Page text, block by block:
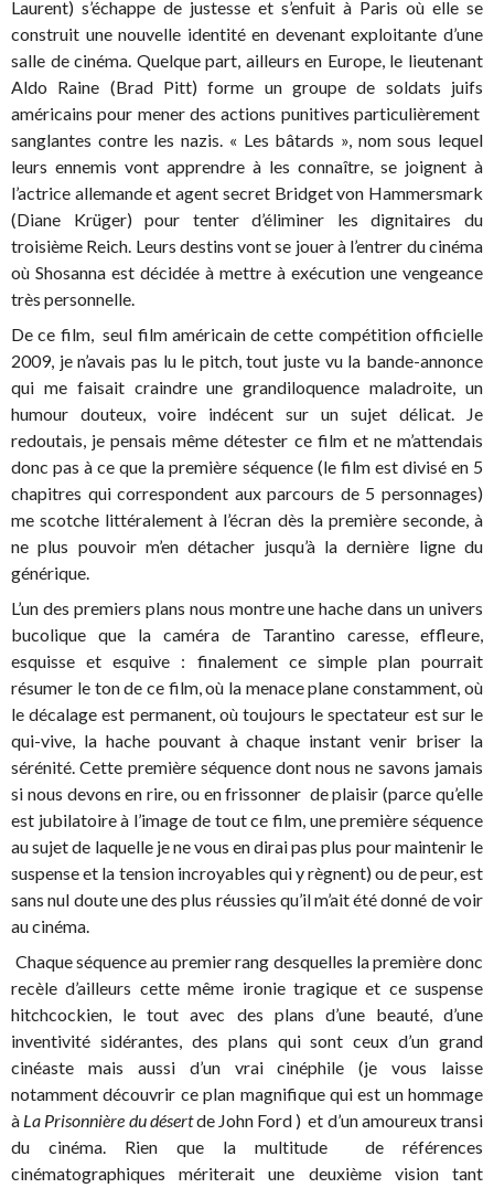
Laurent) s’échappe de justesse et s’enfuit à Paris où elle se
construit une nouvelle identité en devenant exploitante d’une
salle de cinéma. Quelque part, ailleurs en Europe, le lieutenant
Aldo Raine (Brad Pitt) forme un groupe de soldats juifs
américains pour mener des actions punitives particulièrement
sanglantes contre les nazis. « Les bâtards », nom sous lequel
leurs ennemis vont apprendre à les connaître, se joignent à
l’actrice allemande et agent secret Bridget von Hammersmark
(Diane Krüger) pour tenter d’éliminer les dignitaires du
troisième Reich. Leurs destins vont se jouer à l’entrer du cinéma
où Shosanna est décidée à mettre à exécution une vengeance
très personnelle.
De ce film, seul film américain de cette compétition officielle
2009, je n’avais pas lu le pitch, tout juste vu la bande-annonce
qui me faisait craindre une grandiloquence maladroite, un
humour douteux, voire indécent sur un sujet délicat. Je
redoutais, je pensais même détester ce film et ne m’attendais
donc pas à ce que la première séquence (le film est divisé en 5
chapitres qui correspondent aux parcours de 5 personnages)
me scotche littéralement à l’écran dès la première seconde, à
ne plus pouvoir m’en détacher jusqu’à la dernière ligne du
générique.
L’un des premiers plans nous montre une hache dans un univers
bucolique que la caméra de Tarantino caresse, effleure,
esquisse et esquive : finalement ce simple plan pourrait
résumer le ton de ce film, où la menace plane constamment, où
le décalage est permanent, où toujours le spectateur est sur le
qui-vive, la hache pouvant à chaque instant venir briser la
sérénité. Cette première séquence dont nous ne savons jamais
si nous devons en rire, ou en frissonner de plaisir (parce qu’elle
est jubilatoire à l’image de tout ce film, une première séquence
au sujet de laquelle je ne vous en dirai pas plus pour maintenir le
suspense et la tension incroyables qui y règnent) ou de peur, est
sans nul doute une des plus réussies qu’il m’ait été donné de voir
au cinéma.
Chaque séquence au premier rang desquelles la première donc
recèle d’ailleurs cette même ironie tragique et ce suspense
hitchcockien, le tout avec des plans d’une beauté, d’une
inventivité sidérantes, des plans qui sont ceux d’un grand
cinéaste mais aussi d’un vrai cinéphile (je vous laisse
notamment découvrir ce plan magnifique qui est un hommage
à La Prisonnière du désertde John Ford ) et d’un amoureux transi
du cinéma. Rien que la multitude de références
cinématographiques mériterait une deuxième vision tant